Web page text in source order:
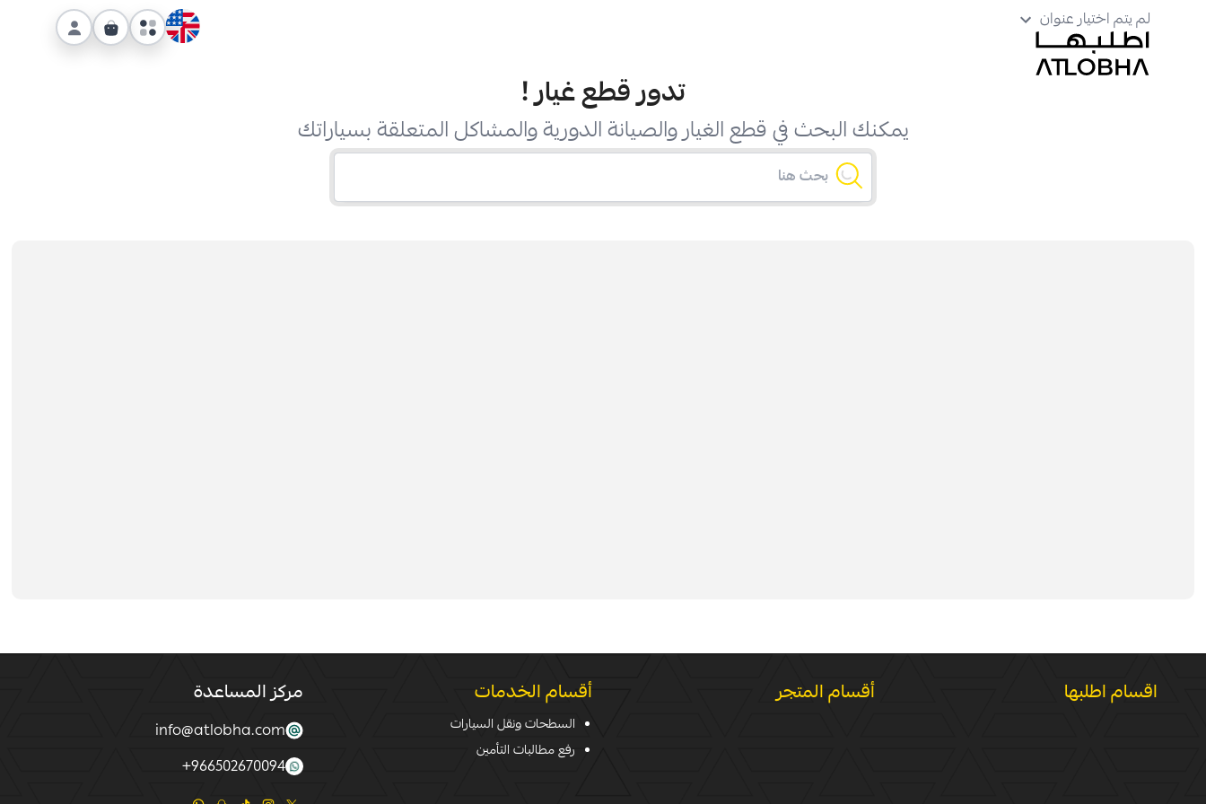
لم يتم اختيار عنوان
تدور قطع غيار!
يمكنك البحث في قطع الغيار والصيانة الدورية والمشاكل المتعلقة بسياراتك
اقسام اطلبها أقسام المتجر أقسام الخدمات
السطحات ونقل السيارات
رفع مطالبات التأمين
مركز المساعدة
info@atlobha.com
966502670094
+